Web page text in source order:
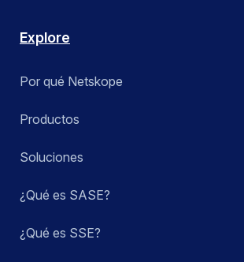
Explore
Por qué Netskope
Productos
Soluciones
¿Qué es SASE?
¿Qué es SSE?